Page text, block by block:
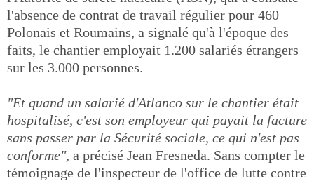
l'absence de contrat de travail régulier pour 460
Polonais et Roumains, a signalé qu'à l'époque des
faits, le chantier employait 1.200 salariés étrangers
sur les 3.000 personnes.
"Et quand un salarié d'Atlanco sur le chantier était
hospitalisé, c'est son employeur qui payait la facture
sans passer par la Sécurité sociale, ce qui n'est pas
conforme", a précisé Jean Fresneda. Sans compter le
témoignage de l'inspecteur de l'office de lutte contre